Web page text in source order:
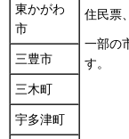
住民票
一部の
す。
東かがわ
市
三豊市
三木町
宇多津町